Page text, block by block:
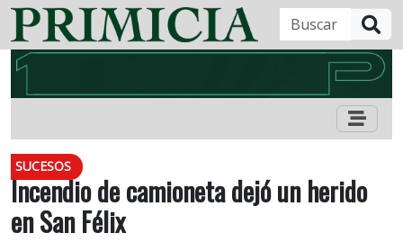
SUCESOS
Incendio de camioneta dejó un herido
en San Félix